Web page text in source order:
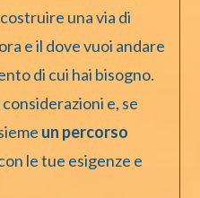
una via di
e il dove vuoi andare
di cui hai bisogno.
e, se
un percorso
le tue esigenze e